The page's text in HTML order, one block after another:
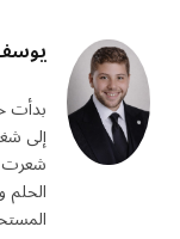
بدأت
إلى
شعرت